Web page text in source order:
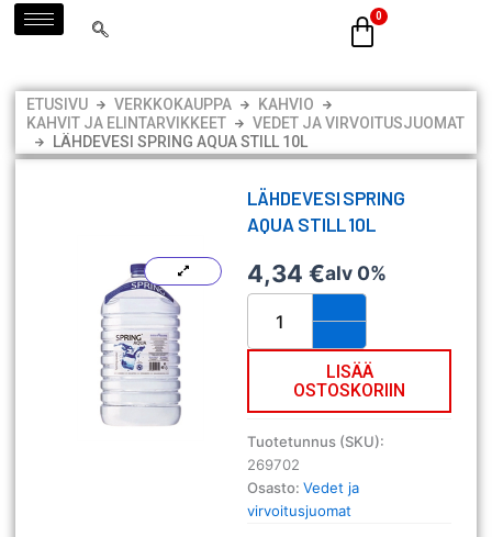
Siirry
sisältöön
ETUSIVU VERKKOKAUPPA
KAHVIO
KAHVIT JA ELINTARVIKKEET
VEDET JA VIRVOITUSJUOMAT
LÄHDEVESI SPRING AQUA STILL 10L
LÄHDEVESI SPRING
AQUA STILL 10L
4,34€alv 0%
Lähdevesi
Spring
Aqua
määrä
LISÄÄ
OSTOSKORIIN
Tuotetunnus (SKU):
269702
Osasto:Vedet ja
virvoitusjuomat